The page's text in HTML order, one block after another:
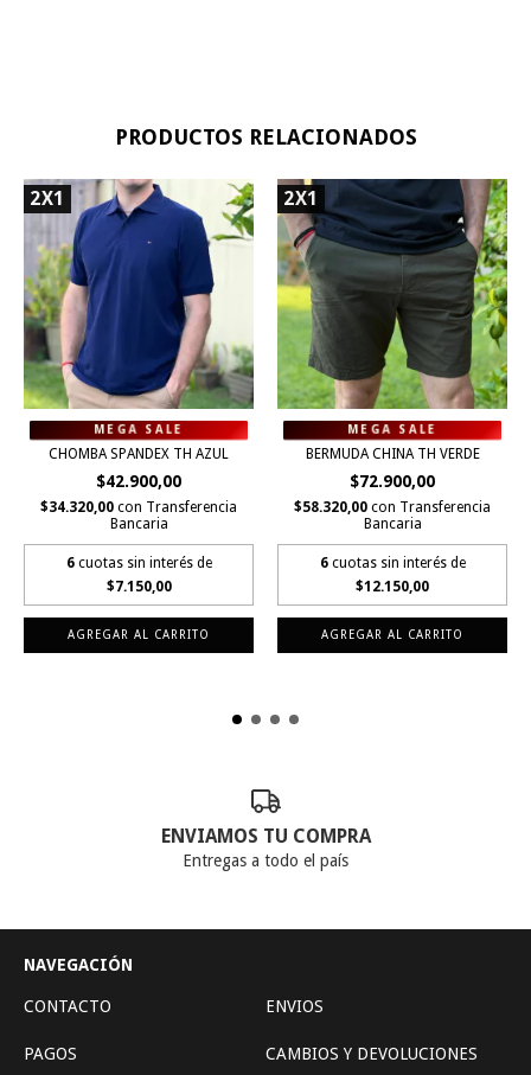
PRODUCTOS RELACIONADOS
2X1
CHOMBA SPANDEX TH AZUL
$42.900,00
$34.320,00 con Transferencia
Bancaria
6 cuotas sin interés de
$7.150,00
AGREGAR AL CARRITO
2X1
BERMUDA CHINA TH VERDE
$72.900,00
$58.320,00 con Transferencia
Bancaria
6 cuotas sin interés de
$12.150,00
AGREGAR AL CARRITO
ENVIAMOS TU COMPRA
Entregas a todo el país
NAVEGACIÓN
CONTACTO ENVIOS
PAGOS CAMBIOS Y DEVOLUCIONES